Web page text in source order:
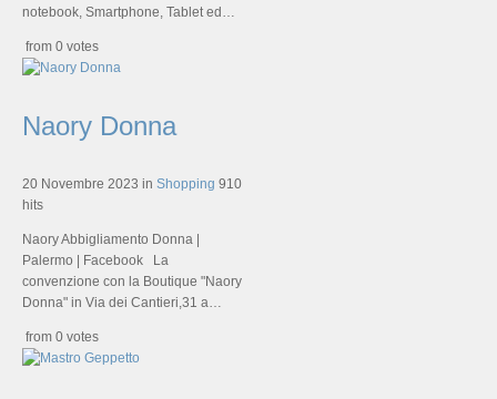
notebook, Smartphone, Tablet ed…
from 0 votes
Naory Donna
20 Novembre 2023 in Shopping 910
hits
Naory Abbigliamento Donna |
Palermo | Facebook La
convenzione con la Boutique "Naory
Donna" in Via dei Cantieri,31 a…
from 0 votes